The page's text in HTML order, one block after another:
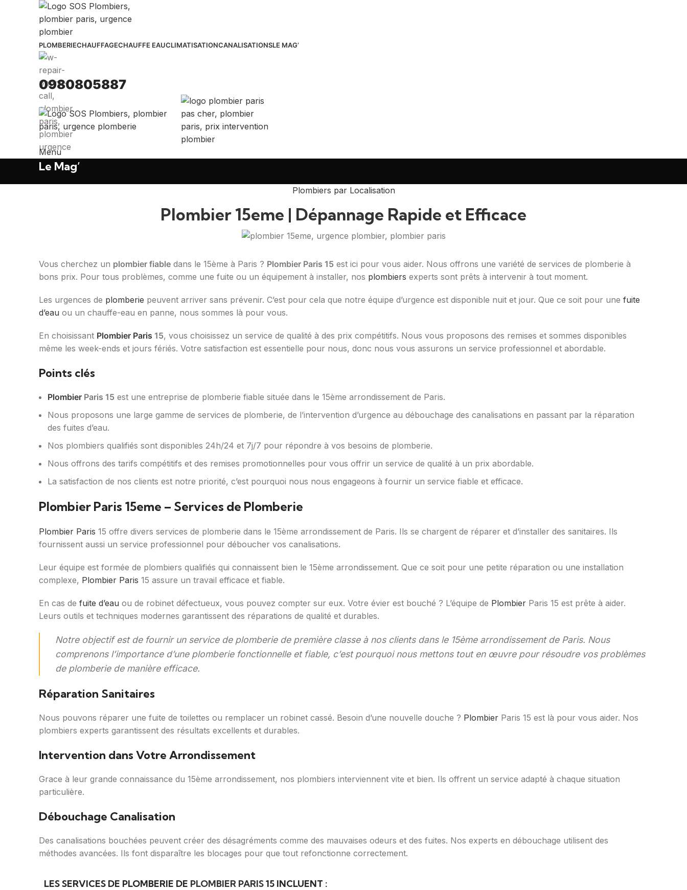
PLOMBERIECHAUFFAGECHAUFFE EAUCLIMATISATIONCANALISATIONSLE MAG’
0980805887
Menu
Le Mag’
Plombiers par Localisation
Plombier 15eme | Dépannage Rapide et Efficace
Vous cherchez un plombier fiable dans le 15ème à Paris ? Plombier Paris 15 est ici pour vous aider. Nous offrons une variété de services de plomberie à
bons prix. Pour tous problèmes, comme une fuite ou un équipement à installer, nos plombiers experts sont prêts à intervenir à tout moment.
Les urgences de plomberie peuvent arriver sans prévenir. C’est pour cela que notre équipe d’urgence est disponible nuit et jour. Que ce soit pour une fuite
d’eau ou un chauffe-eau en panne, nous sommes là pour vous.
En choisissant Plombier Paris 15, vous choisissez un service de qualité à des prix compétitifs. Nous vous proposons des remises et sommes disponibles
même les week-ends et jours fériés. Votre satisfaction est essentielle pour nous, donc nous vous assurons un service professionnel et abordable.
Points clés
Plombier Paris 15 est une entreprise de plomberie fiable située dans le 15ème arrondissement de Paris.
Nous proposons une large gamme de services de plomberie, de l’intervention d’urgence au débouchage des canalisations en passant par la réparation
des fuites d’eau.
Nos plombiers qualifiés sont disponibles 24h/24 et 7j/7 pour répondre à vos besoins de plomberie.
Nous offrons des tarifs compétitifs et des remises promotionnelles pour vous offrir un service de qualité à un prix abordable.
La satisfaction de nos clients est notre priorité, c’est pourquoi nous nous engageons à fournir un service fiable et efficace.
Plombier Paris 15eme – Services de Plomberie
Plombier Paris 15 offre divers services de plomberie dans le 15ème arrondissement de Paris. Ils se chargent de réparer et d’installer des sanitaires. Ils
fournissent aussi un service professionnel pour déboucher vos canalisations.
Leur équipe est formée de plombiers qualifiés qui connaissent bien le 15ème arrondissement. Que ce soit pour une petite réparation ou une installation
complexe, Plombier Paris 15 assure un travail efficace et fiable.
En cas de fuite d’eau ou de robinet défectueux, vous pouvez compter sur eux. Votre évier est bouché ? L’équipe de Plombier Paris 15 est prête à aider.
Leurs outils et techniques modernes garantissent des réparations de qualité et durables.
Notre objectif est de fournir un service de plomberie de première classe à nos clients dans le 15ème arrondissement de Paris. Nous
comprenons l’importance d’une plomberie fonctionnelle et fiable, c’est pourquoi nous mettons tout en œuvre pour résoudre vos problèmes
de plomberie de manière efficace.
Réparation Sanitaires
Nous pouvons réparer une fuite de toilettes ou remplacer un robinet cassé. Besoin d’une nouvelle douche ? Plombier Paris 15 est là pour vous aider. Nos
plombiers experts garantissent des résultats excellents et durables.
Intervention dans Votre Arrondissement
Grace à leur grande connaissance du 15ème arrondissement, nos plombiers interviennent vite et bien. Ils offrent un service adapté à chaque situation
particulière.
Débouchage Canalisation
Des canalisations bouchées peuvent créer des désagréments comme des mauvaises odeurs et des fuites. Nos experts en débouchage utilisent des
méthodes avancées. Ils font disparaître les blocages pour que tout refonctionne correctement.
LES SERVICES DE PLOMBERIE DE PLOMBIER PARIS15 INCLUENT :